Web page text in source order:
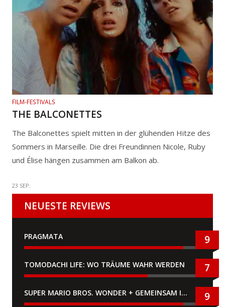
FILM-FESTIVALS
THE BALCONETTES
The Balconettes spielt mitten in der glühenden Hitze des
Sommers in Marseille. Die drei Freundinnen Nicole, Ruby
und Élise hängen zusammen am Balkon ab.
23 SEP.
NEUESTE REVIEWS
PRAGMATA 9
TOMODACHI LIFE: WO TRÄUME WAHR WERDEN 7
SUPER MARIO BROS. WONDER + GEMEINSAM IM BELLABEL-PARK 9